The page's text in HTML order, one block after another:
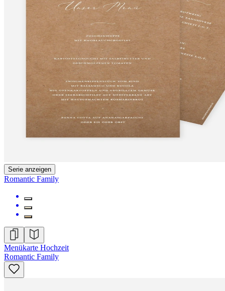
Serie anzeigen
Romantic Family
Menükarte Hochzeit
Romantic Family